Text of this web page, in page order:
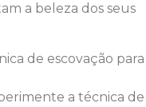
a beleza dos seus
de escovação para
a técnica de